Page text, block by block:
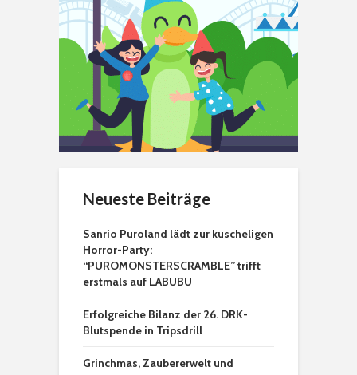
Neueste Beiträge
Sanrio Puroland lädt zur kuscheligen
Horror-Party:
“PUROMONSTERSCRAMBLE” trifft
erstmals auf LABUBU
Erfolgreiche Bilanz der 26. DRK-
Blutspende in Tripsdrill
Grinchmas, Zaubererwelt und